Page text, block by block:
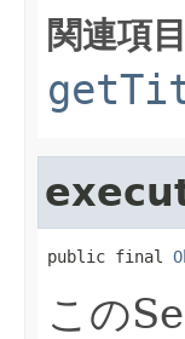
関連項
public final
この